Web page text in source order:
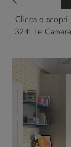
Clicca e scopri
324! Le